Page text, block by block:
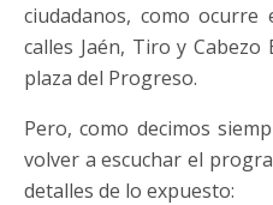
ciudadanos, como
calles Jaén, Tiro y
plaza del Progreso.
Pero, como decimos
volver a escuchar el
detalles de lo expuesto: